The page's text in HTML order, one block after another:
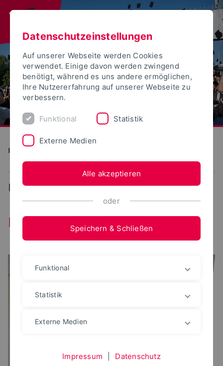
Institute for Life Science Technologies
... News
News
Datenschutzeinstellungen
Auf unserer Webseite werden Cookies
verwendet. Einige davon werden zwingend
benötigt, während es uns andere ermöglichen,
Ihre Nutzererfahrung auf unserer Webseite zu
verbessern.
Funktional Statistik
Externe Medien
Alle akzeptieren
oder
Speichern & Schließen
Funktional
Statistik
Externe Medien
Impressum Datenschutz